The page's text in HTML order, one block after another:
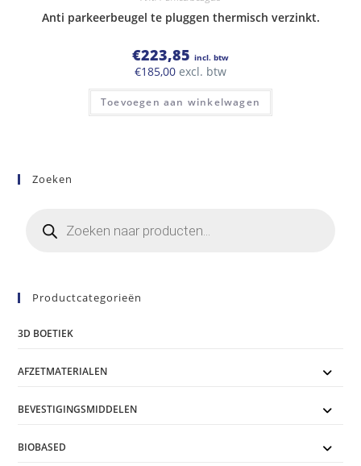
Anti parkeerbeugel te pluggen thermisch verzinkt.
€223,85 incl. btw
€185,00 excl. btw
Toevoegen aan winkelwagen
Zoeken
zoeken
Productcategorieën
3D BOETIEK
AFZETMATERIALEN
BEVESTIGINGSMIDDELEN
BIOBASED